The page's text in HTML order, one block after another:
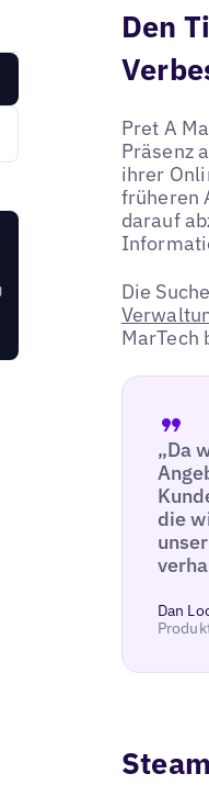
Den
Pret A
Präsenz
ihrer
früheren
darauf
Die
MarTech
„Da
die
Dan